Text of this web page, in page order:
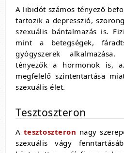
A libidót számos tényező
tartozik a depresszió,
szexuális bántalmazás is.
mint a betegségek,
gyógyszerek
tényezők a hormonok is,
megfelelő szintentartása
szexuális élet.
Tesztoszteron
A tesztoszteron nagy
szexuális vágy